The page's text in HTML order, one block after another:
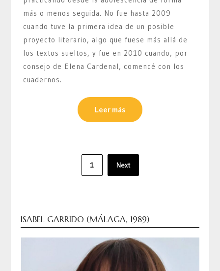
más o menos seguida. No fue hasta 2009
cuando tuve la primera idea de un posible
proyecto literario, algo que fuese más allá de
los textos sueltos, y fue en 2010 cuando, por
consejo de Elena Cardenal, comencé con los
cuadernos.
Leer más
1 Next
ISABEL GARRIDO (MÁLAGA, 1989)